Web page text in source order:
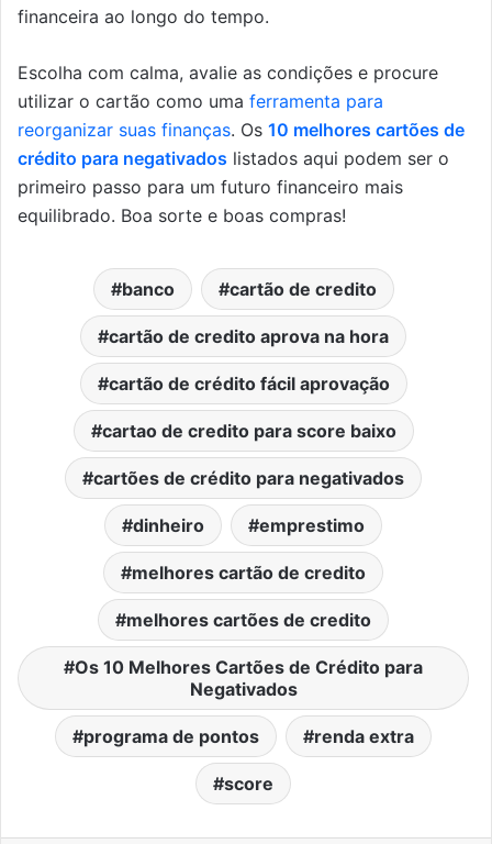
financeira ao longo do tempo.
Escolha com calma, avalie as condições e procure
utilizar o cartão como uma ferramenta para
reorganizar suas finanças. Os 10 melhores cartões de
crédito para negativados listados aqui podem ser o
primeiro passo para um futuro financeiro mais
equilibrado. Boa sorte e boas compras!
banco cartão de credito
cartão de credito aprova na hora
cartão de crédito fácil aprovação
cartao de credito para score baixo
cartões de crédito para negativados
dinheiro emprestimo
melhores cartão de credito
melhores cartões de credito
Os 10 Melhores Cartões de Crédito para
Negativados
programa de pontos renda extra
score